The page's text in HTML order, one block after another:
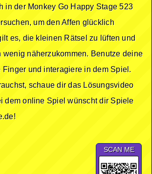
in der Monkey Go Happy Stage 523
um den Affen glücklich
es, die kleinen Rätsel zu lüften und
wenig näherzukommen. Benutze deine
Finger und interagiere in dem Spiel.
schaue dir das Lösungsvideo
dem online Spiel wünscht dir Spiele
SCAN ME